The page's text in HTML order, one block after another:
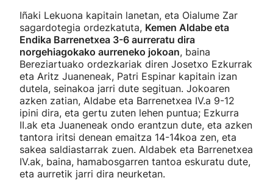
Iñaki Lekuona kapitain lanetan, eta Oialume Zar
sagardotegia ordezkatuta, Kemen Aldabe eta
Endika Barrenetxea 3-6 aurreratu dira
norgehiagokako aurreneko jokoan, baina
Bereziartuako ordezkariak diren Josetxo Ezkurrak
eta Aritz Juaneneak, Patri Espinar kapitain izan
dutela, seinakoa jarri dute segituan. Jokoaren
azken zatian, Aldabe eta Barrenetxea IV.a 9-12
ipini dira, eta gertu zuten lehen puntua; Ezkurra
II.ak eta Juaneneak ondo erantzun dute, eta azken
tantora iritsi denean emaitza 14-14koa zen, eta
sakea saldiastarrak zuen. Aldabek eta Barrenetxea
IV.ak, baina, hamabosgarren tantoa eskuratu dute,
eta aurretik jarri dira neurketan.